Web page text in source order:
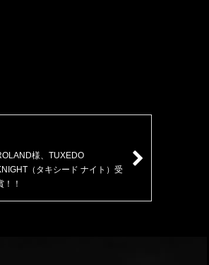
様、TUXEDO
（タキシード ナイト）受
！！